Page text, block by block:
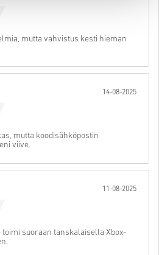
mutta vahvistus kesti hieman
14-08-2025
mutta koodisähköpostin
viive.
11-08-2025
toimi suoraan tanskalaisella Xbox-